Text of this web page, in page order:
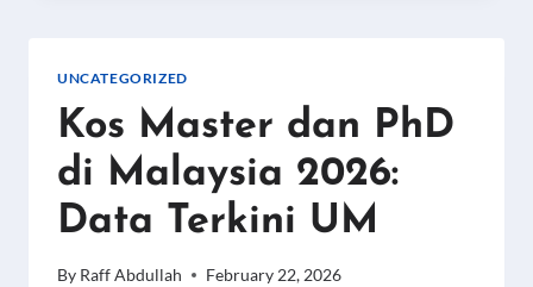
BEZA
KOS
SEBENAR
UNCATEGORIZED
Kos Master dan PhD
di Malaysia 2026:
Data Terkini UM
By Raff Abdullah February 22, 2026